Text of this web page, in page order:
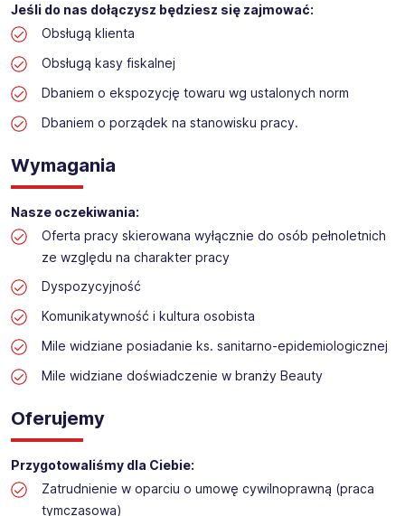
działalności daliśmy pracę przeszło 50 000 pracowników
w całym kraju. Skutecznie znajdujemy pracowników dla
największych firm, jak również małych rodzinnych
przedsiębiorstw w Polsce. Agencja jest wpisana pod nr
stanowisko:
kosmetycznym/drogerii
Lokalizacja: Imielin
Jeśli do nas dołączysz będziesz się zajmować:
Obsługą klienta
Obsługą kasy fiskalnej
Dbaniem o ekspozycję towaru wg ustalonych norm
Dbaniem o porządek na stanowisku pracy.
Wymagania
Nasze oczekiwania:
Oferta pracy skierowana wyłącznie do osób pełnoletnich
ze względu na charakter pracy
Dyspozycyjność
Komunikatywność i kultura osobista
Mile widziane posiadanie ks. sanitarno-epidemiologicznej
Mile widziane doświadczenie w branży Beauty
Oferujemy
Przygotowaliśmy dla Ciebie:
Zatrudnienie w oparciu o umowę cywilnoprawną (praca
tymczasowa)